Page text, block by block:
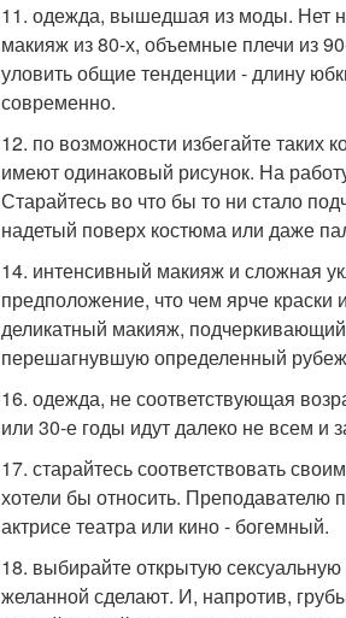
11. одежда, вышедшая из моды. Нет
макияж из 80-х, объемные плечи из
уловить общие тенденции - длину
современно.
12. по возможности избегайте таких
имеют одинаковый рисунок. На
Старайтесь во что бы то ни стало
надетый поверх костюма или даже
14. интенсивный макияж и сложная
предположение, что чем ярче
деликатный макияж,
перешагнувшую определенный
16. одежда, не соответствующая
или 30-е годы идут далеко не всем и
17. старайтесь соответствовать
хотели бы относить. Преподавателю
актрисе театра или кино - богемный.
18. выбирайте открытую
желанной сделают. И, напротив,